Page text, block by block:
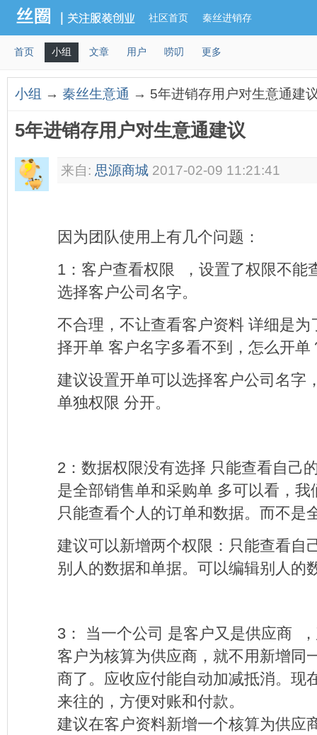
社区首页 秦丝进销存
首页 小组 文章 用户 唠叨 更多
小组 → 秦丝生意通 → 5年进销存用户对生意通建
5年进销存用户对生意通建议
来自: 思源商城 2017-02-09 11:21:41
因为团队使用上有几个问题：
1 ：客户查看权限 ，设置了权限不能
选择客户公司名字。
不合理，不让查看客户资料 详细是为
择开单 客户名字多看不到，怎么开单
建议设置开单可以选择客户公司名字
单独权限 分开。
2 ：数据权限没有选择 只能查看自己
是全部销售单和采购单 多可以看，我
只能查看个人的订单和数据。而不是
建议可以新增两个权限：只能查看自
别人的数据和单据。可以编辑别人的
3 ： 当一个公司 是客户又是供应商
客户为核算为供应商，就不用新增同
商了。应收应付能自动加减抵消。现
来往的，方便对账和付款。
建议在客户资料新增一个核算为供应